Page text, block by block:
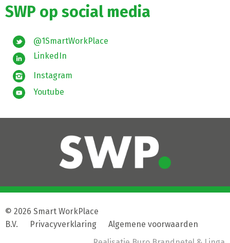
SWP op social media
@1SmartWorkPlace
LinkedIn
Instagram
Youtube
© 2026 Smart WorkPlace
B.V.
Privacyverklaring
Algemene voorwaarden